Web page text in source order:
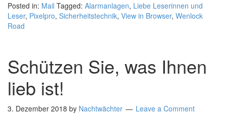
Posted in: Mail Tagged: Alarmanlagen, Liebe Leserinnen und
Leser, Pixelpro, Sicherheitstechnik, View in Browser, Wenlock
Road
Schützen Sie, was Ihnen
lieb ist!
3. Dezember 2018 by Nachtwächter Leave a Comment